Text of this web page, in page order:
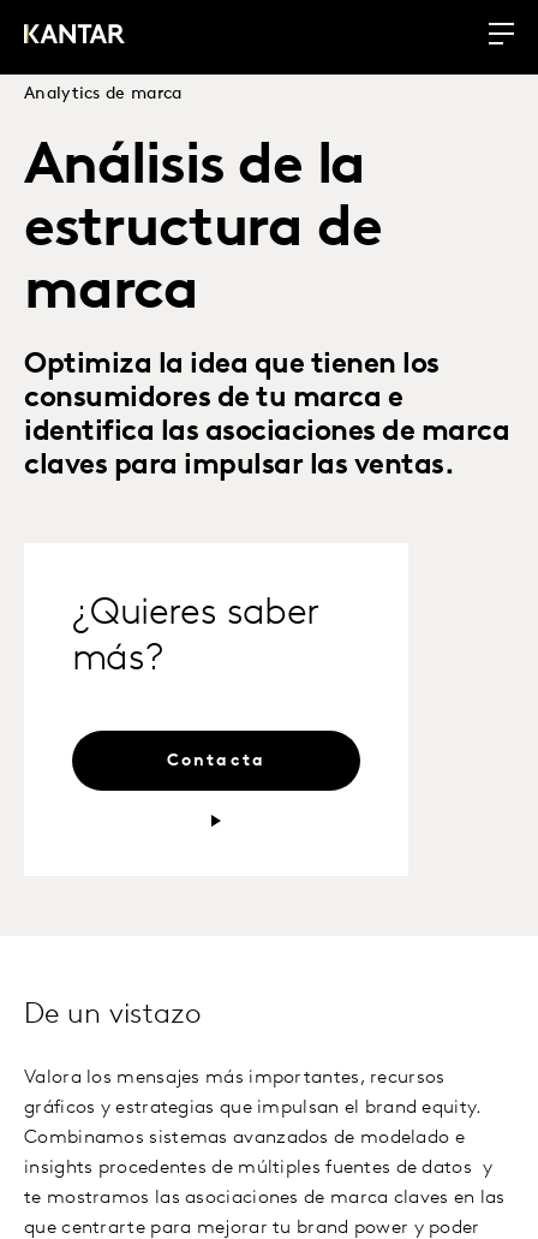
Analytics de marca
Análisis de la
estructura de
marca
Optimiza la idea que tienen los
consumidores de tu marca e
identifica las asociaciones de marca
claves para impulsar las ventas.
¿Quieres saber
más?
Contacta
De un vistazo
Valora los mensajes más importantes, recursos
gráficos y estrategias que impulsan el brand equity.
Combinamos sistemas avanzados de modelado e
insights procedentes de múltiples fuentes de datos y
te mostramos las asociaciones de marca claves en las
que centrarte para mejorar tu brand power y poder